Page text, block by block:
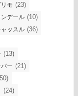
モ (23)
デール (10)
ッスル (36)
(13)
ー (21)
(24)